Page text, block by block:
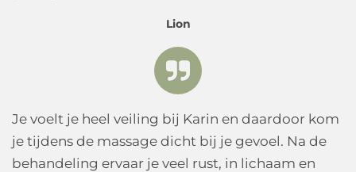
Lion
Je voelt je heel veiling bij Karin en daardoor kom
je tijdens de massage dicht bij je gevoel. Na de
behandeling ervaar je veel rust, in lichaam en